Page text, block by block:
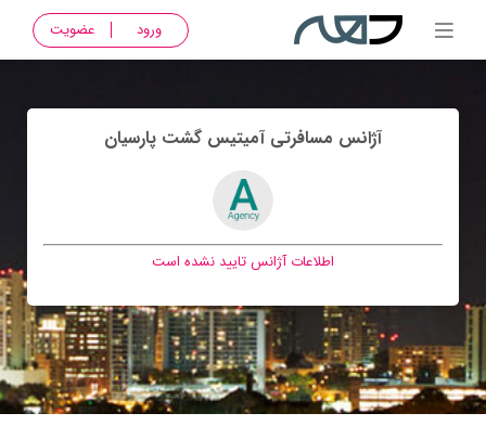
ورود عضویت
آژانس مسافرتی آميتيس گشت پارسيان
اطلاعات آژانس تایید نشده است